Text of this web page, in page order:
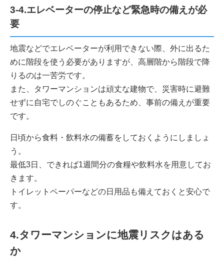
3-4.エレベーターの停止など緊急時の備えが必
要
地震などでエレベーターが利用できない際、外に出るた
めに階段を使う必要がありますが、高層階から階段で降
りるのは一苦労です。
また、タワーマンションは頑丈な建物で、災害時に避難
せずに自宅でしのぐこともあるため、事前の備えが重要
です。
日頃から食料・飲料水の備蓄をしておくようにしましょ
う。
最低3日、できれば1週間分の食糧や飲料水を用意してお
きます。
トイレットペーパーなどの日用品も備えておくと安心で
す。
4.タワーマンションに地震リスクはある
か